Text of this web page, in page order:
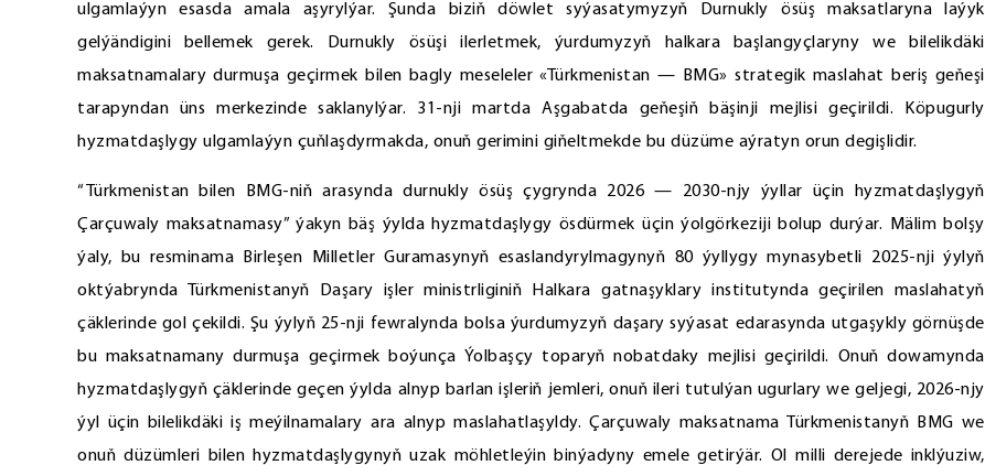
ulgamlaýyn esasda amala aşyrylýar. Şunda biziň döwlet syýasatymyzyň Durnukly ösüş maksatlaryna laýyk
gelýändigini bellemek gerek. Durnukly ösüşi ilerletmek, ýurdumyzyň halkara başlangyçlaryny we bilelikdäki
maksatnamalary durmuşa geçirmek bilen bagly meseleler «Türkmenistan — BMG» strategik maslahat beriş geňeşi
tarapyndan üns merkezinde saklanylýar. 31-nji martda Aşgabatda geňeşiň bäşinji mejlisi geçirildi. Köpugurly
hyzmatdaşlygy ulgamlaýyn çuňlaşdyrmakda, onuň gerimini giňeltmekde bu düzüme aýratyn orun degişlidir.
“Türkmenistan bilen BMG-niň arasynda durnukly ösüş çygrynda 2026 — 2030-njy ýyllar üçin hyzmatdaşlygyň
Çarçuwaly maksatnamasy” ýakyn bäş ýylda hyzmatdaşlygy ösdürmek üçin ýolgörkeziji bolup durýar. Mälim bolşy
ýaly, bu resminama Birleşen Milletler Guramasynyň esaslandyrylmagynyň 80 ýyllygy mynasybetli 2025-nji ýylyň
oktýabrynda Türkmenistanyň Daşary işler ministrliginiň Halkara gatnaşyklary institutynda geçirilen maslahatyň
çäklerinde gol çekildi. Şu ýylyň 25-nji fewralynda bolsa ýurdumyzyň daşary syýasat edarasynda utgaşykly görnüşde
bu maksatnamany durmuşa geçirmek boýunça Ýolbaşçy toparyň nobatdaky mejlisi geçirildi. Onuň dowamynda
hyzmatdaşlygyň çäklerinde geçen ýylda alnyp barlan işleriň jemleri, onuň ileri tutulýan ugurlary we geljegi, 2026-njy
ýyl üçin bilelikdäki iş meýilnamalary ara alnyp maslahatlaşyldy. Çarçuwaly maksatnama Türkmenistanyň BMG we
onuň düzümleri bilen hyzmatdaşlygynyň uzak möhletleýin binýadyny emele getirýär. Ol milli derejede inklýuziw,